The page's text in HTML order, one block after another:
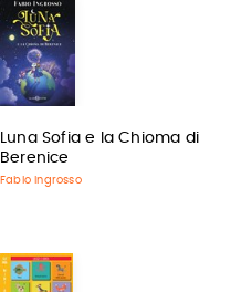
Luna Sofia e la Chioma di
Berenice
Fabio Ingrosso